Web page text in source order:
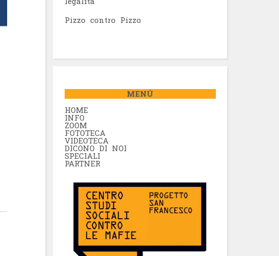
Pizzo contro Pizzo
MENÚ
HOME
INFO
ZOOM
FOTOTECA
VIDEOTECA
DICONO DI NOI
SPECIALI
PARTNER